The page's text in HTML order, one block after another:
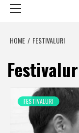
HOME FESTIVALURI
FESTIVALURI